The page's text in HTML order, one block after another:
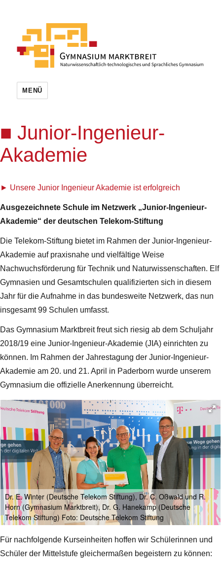
MENÜ
Junior-Ingenieur-
Akademie
Unsere Junior Ingenieur Akademie ist erfolgreich
Ausgezeichnete Schule im Netzwerk „Junior-Ingenieur-
Akademie“ der deutschen Telekom-Stiftung
Die Telekom-Stiftung bietet im Rahmen der Junior-Ingenieur-
Akademie auf praxisnahe und vielfältige Weise
Nachwuchsförderung für Technik und Naturwissenschaften. Elf
Gymnasien und Gesamtschulen qualifizierten sich in diesem
Jahr für die Aufnahme in das bundesweite Netzwerk, das nun
insgesamt 99 Schulen umfasst.
Das Gymnasium Marktbreit freut sich riesig ab dem Schuljahr
2018/19 eine Junior-Ingenieur-Akademie (JIA) einrichten zu
können. Im Rahmen der Jahrestagung der Junior-Ingenieur-
Akademie am 20. und 21. April in Paderborn wurde unserem
Gymnasium die offizielle Anerkennung überreicht.
Dr. E. Winter (Deutsche Telekom Stiftung), Dr. C. Oßwald und R.
Horn (Gymnasium Marktbreit), Dr. G. Hanekamp (Deutsche
Telekom Stiftung) Foto: Deutsche Telekom Stiftung
Für nachfolgende Kurseinheiten hoffen wir Schülerinnen und
Schüler der Mittelstufe gleichermaßen begeistern zu können: